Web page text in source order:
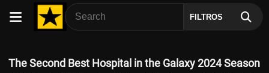
FILTROS
The Second Best Hospital in the Galaxy 2024 Season